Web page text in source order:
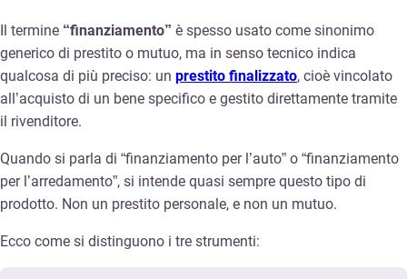
Il termine “finanziamento” è spesso usato come sinonimo
generico di prestito o mutuo, ma in senso tecnico indica
qualcosa di più preciso: un prestito finalizzato, cioè vincolato
all’acquisto di un bene specifico e gestito direttamente tramite
il rivenditore.
Quando si parla di “finanziamento per l’auto” o “finanziamento
per l’arredamento”, si intende quasi sempre questo tipo di
prodotto. Non un prestito personale, e non un mutuo.
Ecco come si distinguono i tre strumenti: